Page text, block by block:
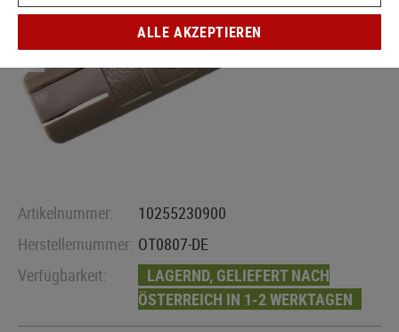
Artikelnummer:
10255230900
Herstellernummer: OT0807-DE
Verfügbarkeit:
LAGERND, GELIEFERT NACH
ÖSTERREICH IN 1-2 WERKTAGEN
ALLE AKZEPTIEREN